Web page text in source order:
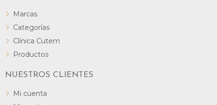
Marcas
Categorías
Clínica Cutem
Productos
NUESTROS CLIENTES
Mi cuenta